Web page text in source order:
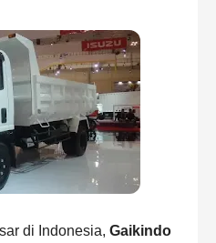
di Indonesia, Gaikindo